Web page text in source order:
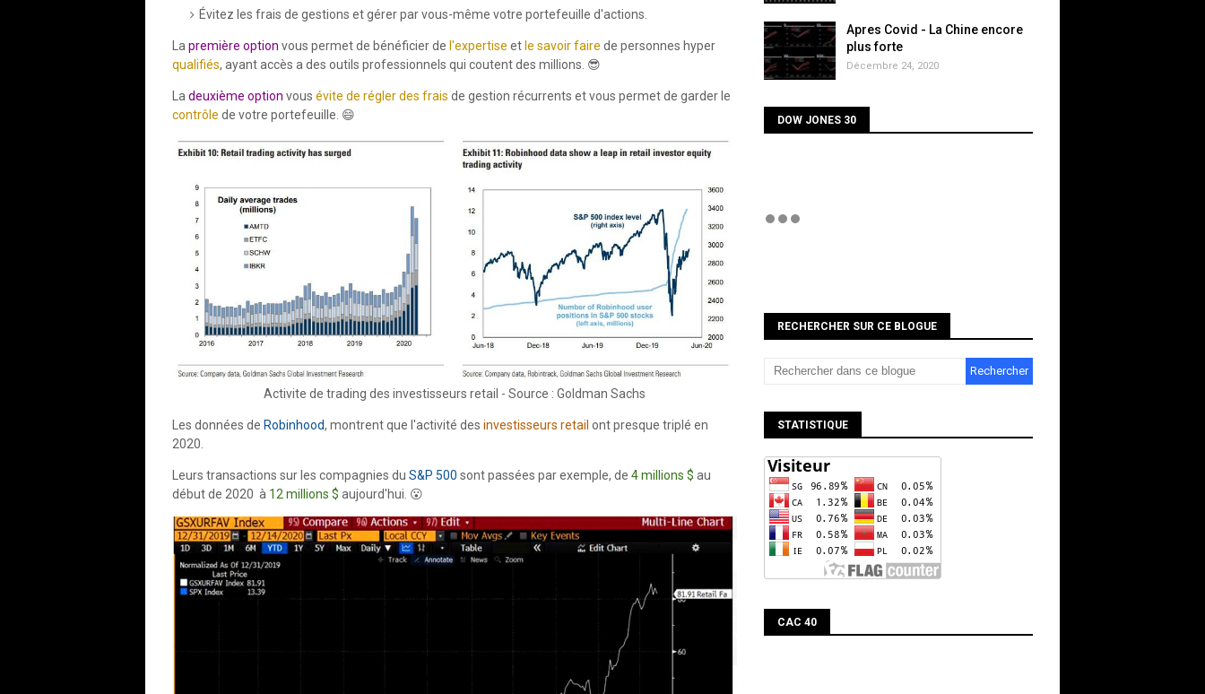
Évitez les frais de gestions et gérer par vous-même votre portefeuille d'actions.
Lapremière option vous permet de bénéficier de l'expertise et le savoir faire de personnes hyper
qualifiés, ayant accès a des outils professionnels qui coutent des millions. 😎
Ladeuxième option vous évite de régler des frais de gestion récurrents et vous permet de garder le
contrôle de votre portefeuille. 😄
Activite de trading des investisseurs retail - Source : Goldman Sachs
Les données de Robinhood, montrent que l'activité des investisseurs retail ont presque triplé en
2020.
Leurs transactions sur les compagnies du S&P 500 sont passées par exemple, de 4 millions $ au
début de 2020 à 12 millions $ aujourd'hui. 😮
Apres Covid - La Chine encore
plus forte
Décembre 24, 2020
DOW JONES 30
RECHERCHER SUR CE BLOGUE
STATISTIQUE
CAC 40